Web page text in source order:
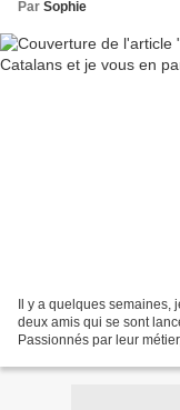
Par Sophie
Il y a quelques semaines,
deux amis qui se sont
Passionnés par leur